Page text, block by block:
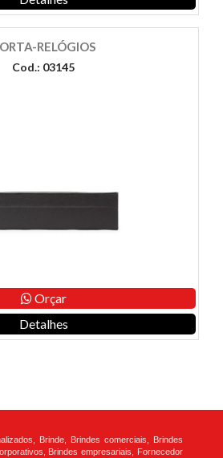
RELÓGIOS
Cod.: 03145
Orçar
Detalhes
Brinde, Brindes comerciais, Brindes
Brindes empresariais, Fornecedor